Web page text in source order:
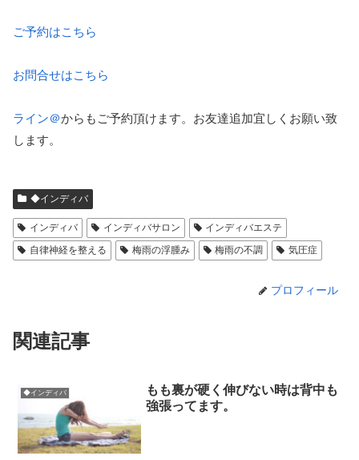
ご予約はこちら
お問合せはこちら
ライン＠からもご予約頂けます。お友達追加宜しくお願い致
します。
◆インディバ
インディバ インディバサロン
インディバエステ
自律神経を整える
梅雨の浮腫み 梅雨の不調 気圧症
プロフィール
関連記事
◆インディバ
もも裏が硬く伸びない時は背中も
強張ってます。